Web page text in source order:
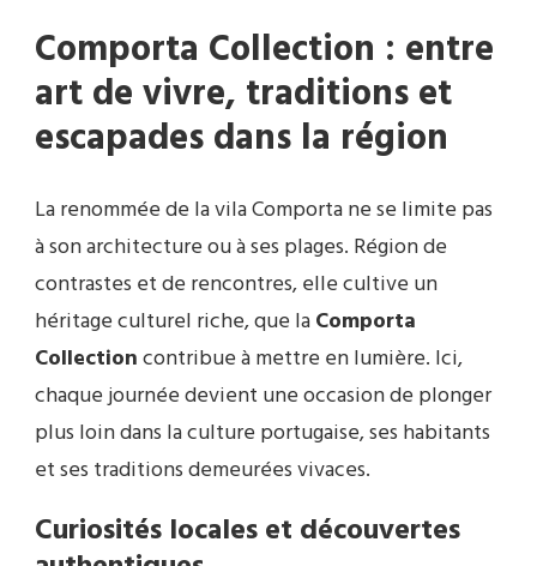
Comporta Collection : entre
art de vivre, traditions et
escapades dans la région
La renommée de la vila Comporta ne se limite pas
à son architecture ou à ses plages. Région de
contrastes et de rencontres, elle cultive un
héritage culturel riche, que laComporta
Collectioncontribue à mettre en lumière. Ici,
chaque journée devient une occasion de plonger
plus loin dans la culture portugaise, ses habitants
et ses traditions demeurées vivaces.
Curiosités locales et découvertes